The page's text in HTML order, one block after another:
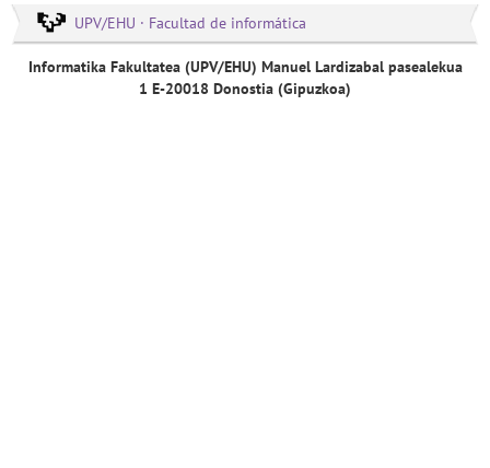
UPV/EHU · Facultad de informática
Informatika Fakultatea (UPV/EHU) Manuel Lardizabal pasealekua
1 E-20018 Donostia (Gipuzkoa)